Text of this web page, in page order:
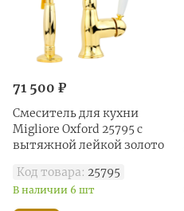
71 500 ₽
Смеситель для кухни
Migliore Oxford 25795 с
вытяжной лейкой золото
Код товара: 25795
В наличии 6 шт